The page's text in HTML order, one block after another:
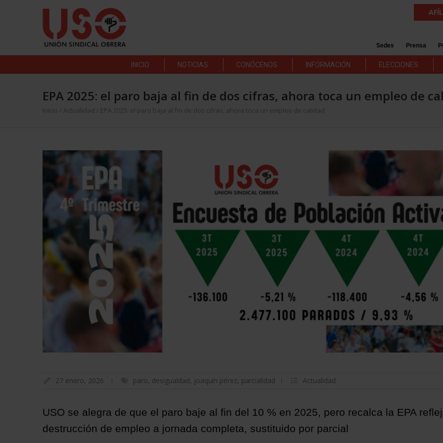
Sedes Prensa
INICIO NOTICIAS CONÓCENOS INFORMACIÓN ELECCIONES
EPA 2025: el paro baja al fin de dos cifras, ahora toca un empleo de
Inicio Actualidad EPA 2025: el paro baja al fin de dos cifras, ahora toca un empleo de calidad
27 enero, 2026 paro, desigualdad, joaquín pérez, parcialidad Actualidad
USO se alegra de que el paro baje al fin del 10 % en 2025, pero recalca la EPA
destrucción de empleo a jornada completa, sustituido por parcial